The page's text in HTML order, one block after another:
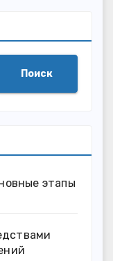
Поиск
этапы